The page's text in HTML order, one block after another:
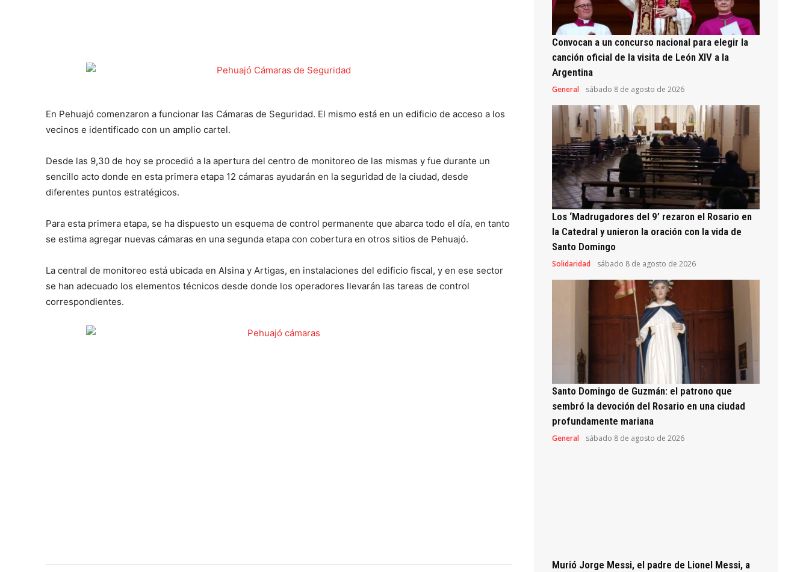
En Pehuajó comenzaron a funcionar las Cámaras de Seguridad. El mismo está en un edificio de acceso a los
vecinos e identificado con un amplio cartel.
Desde las 9,30 de hoy se procedió a la apertura del centro de monitoreo de las mismas y fue durante un
sencillo acto donde en esta primera etapa 12 cámaras ayudarán en la seguridad de la ciudad, desde
diferentes puntos estratégicos.
Para esta primera etapa, se ha dispuesto un esquema de control permanente que abarca todo el día, en tanto
se estima agregar nuevas cámaras en una segunda etapa con cobertura en otros sitios de Pehuajó.
La central de monitoreo está ubicada en Alsina y Artigas, en instalaciones del edificio fiscal, y en ese sector
se han adecuado los elementos técnicos desde donde los operadores llevarán las tareas de control
correspondientes.
Convocan a un concurso nacional para elegir la
canción oficial de la visita de León XIV a la
Argentina
General sábado 8 de agosto de 2026
Los ‘Madrugadores del 9’ rezaron el Rosario en
la Catedral y unieron la oración con la vida de
Santo Domingo
Solidaridad sábado 8 de agosto de 2026
Santo Domingo de Guzmán: el patrono que
sembró la devoción del Rosario en una ciudad
profundamente mariana
General sábado 8 de agosto de 2026
Murió Jorge Messi, el padre de Lionel Messi, a